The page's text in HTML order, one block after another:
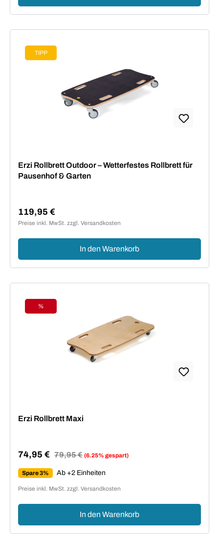
TIPP
Erzi Rollbrett Outdoor – Wetterfestes Rollbrett für
Pausenhof & Garten
Regulärer Preis:
119,95 €
Preise inkl. MwSt. zzgl. Versandkosten
In den Warenkorb
Rabatt
%
Erzi Rollbrett Maxi
Verkaufspreis:
74,95 € Regulärer Preis:
79,95 € (6.25% gespart)
Spare 3% Ab +2 Einheiten
Preise inkl. MwSt. zzgl. Versandkosten
In den Warenkorb